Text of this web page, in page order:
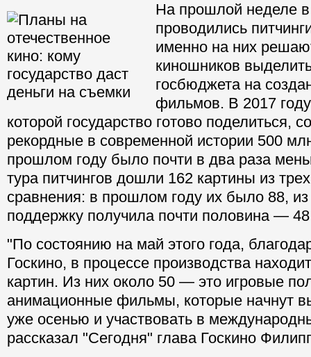
На прошлой неделе
проводились
именно на них
киношников
госбюджета на
фильмов. В 2017
которой государство готово поделиться,
рекордные в современной истории 500
прошлом году было почти в два раза
тура питчингов дошли 162 картины из
сравнения: в прошлом году их было 88,
поддержку получила почти половина — 48
"По состоянию на май этого года,
Госкино, в процессе производства
картин. Из них около 50 — это игровые
анимационные фильмы, которые начнут
уже осенью и участвовать в
рассказал "Сегодня" глава Госкино